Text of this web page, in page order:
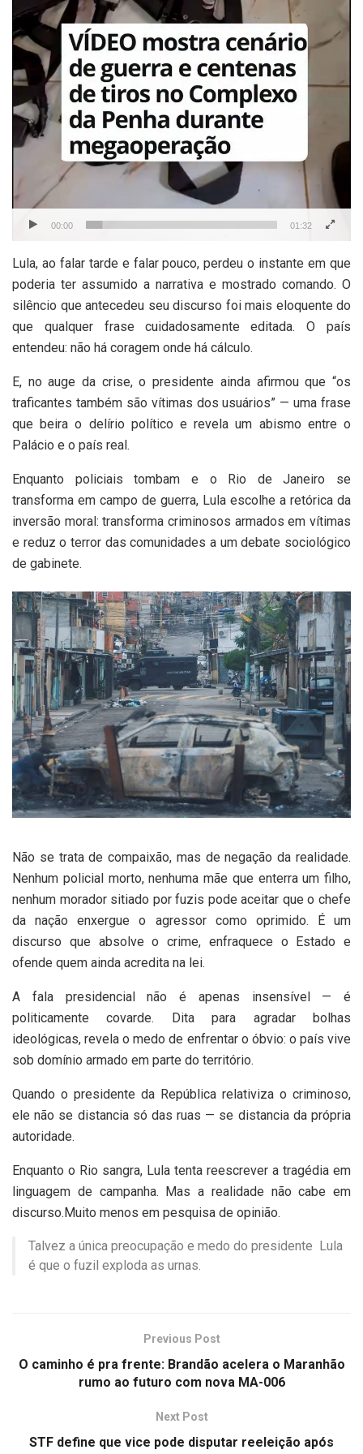
00:00 01:32
Lula, ao falar tarde e falar pouco, perdeu o instante em que
poderia ter assumido a narrativa e mostrado comando. O
silêncio que antecedeu seu discurso foi mais eloquente do
que qualquer frase cuidadosamente editada. O país
entendeu: não há coragem onde há cálculo.
E, no auge da crise, o presidente ainda afirmou que “os
traficantes também são vítimas dos usuários” — uma frase
que beira o delírio político e revela um abismo entre o
Palácio e o país real.
Enquanto policiais tombam e o Rio de Janeiro se
transforma em campo de guerra, Lula escolhe a retórica da
inversão moral: transforma criminosos armados em vítimas
e reduz o terror das comunidades a um debate sociológico
de gabinete.
Não se trata de compaixão, mas de negação da realidade.
Nenhum policial morto, nenhuma mãe que enterra um filho,
nenhum morador sitiado por fuzis pode aceitar que o chefe
da nação enxergue o agressor como oprimido. É um
discurso que absolve o crime, enfraquece o Estado e
ofende quem ainda acredita na lei.
A fala presidencial não é apenas insensível — é
politicamente covarde. Dita para agradar bolhas
ideológicas, revela o medo de enfrentar o óbvio: o país vive
sob domínio armado em parte do território.
Quando o presidente da República relativiza o criminoso,
ele não se distancia só das ruas — se distancia da própria
autoridade.
Enquanto o Rio sangra, Lula tenta reescrever a tragédia em
linguagem de campanha. Mas a realidade não cabe em
discurso.Muito menos em pesquisa de opinião.
Talvez a única preocupação e medo do presidente Lula
é que o fuzil exploda as urnas.
Previous Post
O caminho é pra frente: Brandão acelera o Maranhão
rumo ao futuro com nova MA-006
Next Post
STF define que vice pode disputar reeleição após